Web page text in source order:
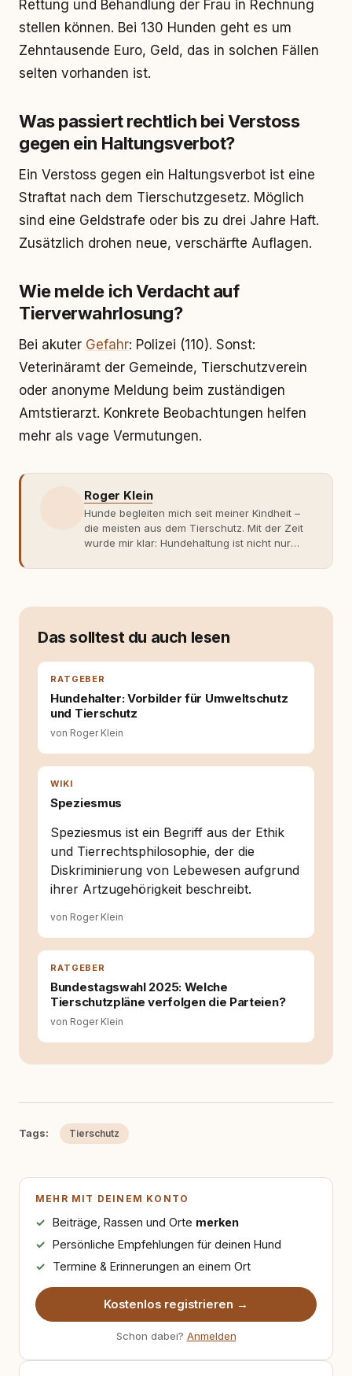
Rettung und Behandlung der Frau in Rechnung
stellen können. Bei 130 Hunden geht es um
Zehntausende Euro, Geld, das in solchen Fällen
selten vorhanden ist.
Was passiert rechtlich bei Verstoss
gegen ein Haltungsverbot?
Ein Verstoss gegen ein Haltungsverbot ist eine
Straftat nach dem Tierschutzgesetz. Möglich
sind eine Geldstrafe oder bis zu drei Jahre Haft.
Zusätzlich drohen neue, verschärfte Auflagen.
Wie melde ich Verdacht auf
Tierverwahrlosung?
Bei akuter Gefahr: Polizei (110). Sonst:
Veterinäramt der Gemeinde, Tierschutzverein
oder anonyme Meldung beim zuständigen
Amtstierarzt. Konkrete Beobachtungen helfen
mehr als vage Vermutungen.
Roger Klein
Hunde begleiten mich seit meiner Kindheit –
die meisten aus dem Tierschutz. Mit der Zeit
wurde mir klar: Hundehaltung ist nicht nur
Fachwissen. Der Wendepunkt kam mit meinem
moderner Hundeerziehung
entsteht echte Bindung dort, wo Verständnis
Wissen ersetzt – nicht umgekehrt. Aus dieser
Entwicklung entstand rundum.dog – ein
Wissens- und Serviceportal für
und der Schweiz. Meine Überzeugung:
Tierschutz beginnt mit Wissen. Wer seinen
Hund versteht, trifft bessere Entscheidungen –
Das solltest du auch lesen
RATGEBER
Hundehalter: Vorbilder für Umweltschutz
und Tierschutz
von Roger Klein
WIKI
Speziesmus
Speziesmus ist ein Begriff aus der Ethik
und Tierrechtsphilosophie, der die
Diskriminierung von Lebewesen aufgrund
ihrer Artzugehörigkeit beschreibt.
von Roger Klein
RATGEBER
Bundestagswahl 2025: Welche
Tierschutzpläne verfolgen die Parteien?
von Roger Klein
Tags: Tierschutz
MEHR MIT DEINEM KONTO
Beiträge, Rassen und Orte merken
Persönliche Empfehlungen für deinen Hund
Termine & Erinnerungen an einem Ort
Kostenlos registrieren →
Schon dabei? Anmelden